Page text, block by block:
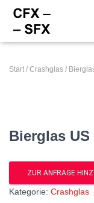
Start / Crashglas /
Bierglas
ZUR ANFRAGE
Kategorie: Crashglas